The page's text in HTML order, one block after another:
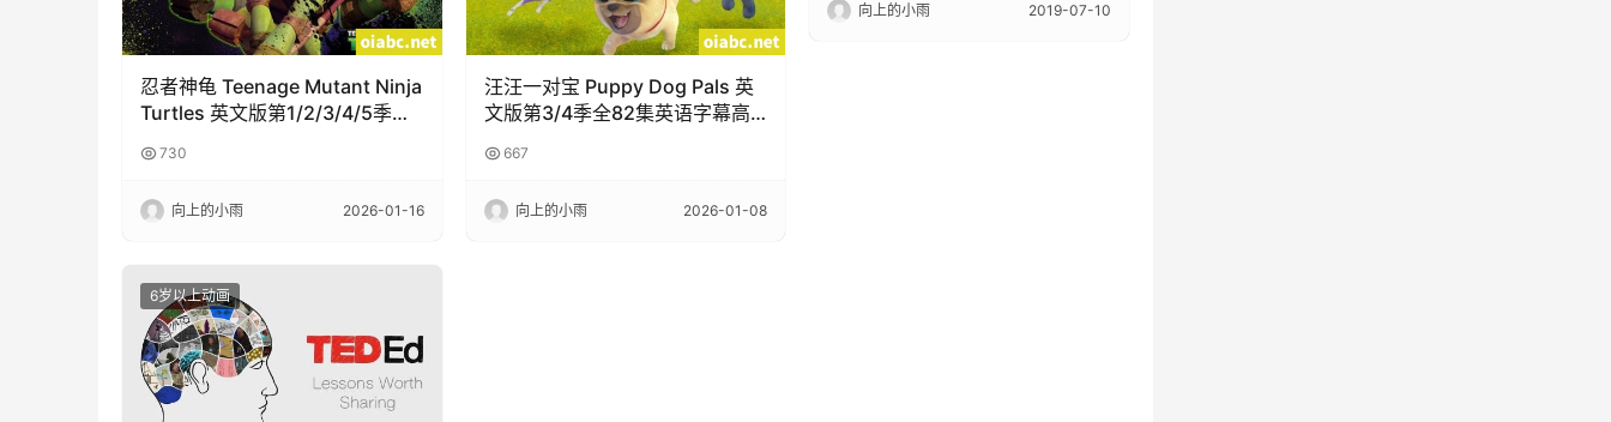
忍者神龟 Teenage Mutant Ninja
Turtles 英文版第1/2/3/4/5季全
730
向上的小雨 2026-01-16
汪汪一对宝 Puppy Dog Pals 英
文版第3/4季全82集英语字幕高
667
向上的小雨 2026-01-08
向上的小雨 2019-07-10
6岁以上动画